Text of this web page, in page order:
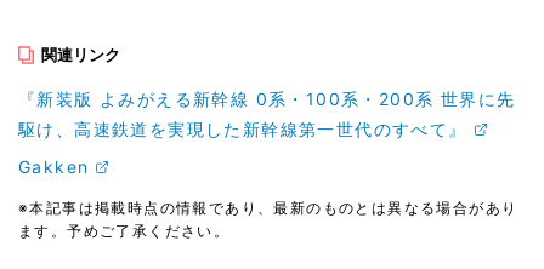
関連リンク
『新装版 よみがえる新幹線 0系・100系・200系 世界に先
駆け、高速鉄道を実現した新幹線第一世代のすべて』
Gakken
※本記事は掲載時点の情報であり、最新のものとは異なる場合があり
ます。予めご了承ください。